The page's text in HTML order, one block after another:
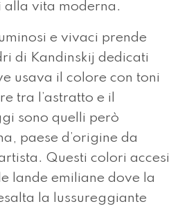
alla vita moderna.
e vivaci prende
di Kandinskij dedicati
usava il colore con toni
tra l’astratto e il
sono quelli però
paese d’origine da
Questi colori accesi
lande emiliane dove la
la lussureggiante